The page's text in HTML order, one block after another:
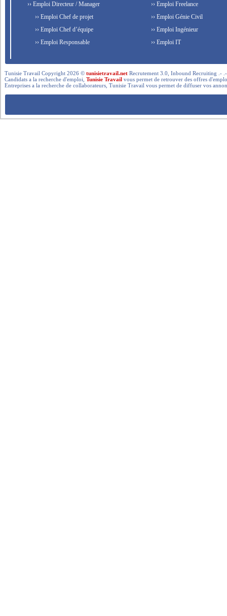
›› Emploi Directeur / Manager
›› Emploi Chef de projet
›› Emploi Chef d’équipe
›› Emploi Responsable
›› Emploi Freelance
›› Emploi Génie Civil
›› Emploi Ingénieur
›› Emploi IT
Tunisie Travail Copyright 2026 ©tunisietravail.net Recrutement 3.0, Inbound Recruiting .-
Candidats a la recherche d'emploi,Tunisie Travail vous permet de retrouver des offres
Entreprises a la recherche de collaborateurs, Tunisie Travail vous permet de diffuser vos